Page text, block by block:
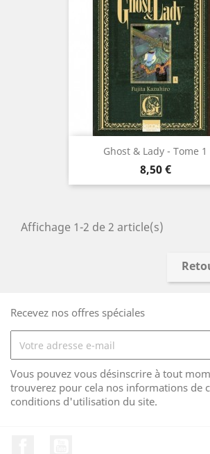
Ghost & Lady - Tome 1
Prix
8,50 €
Affichage 1-2 de 2 article(s)
Recevez nos offres spéciales
Vous pouvez vous désinscrire à tout
trouverez pour cela nos informations de
conditions d'utilisation du site.